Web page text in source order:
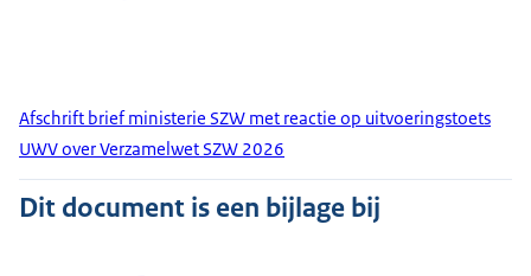
Afschrift brief ministerie SZW met reactie op uitvoeringstoets
UWV over Verzamelwet SZW 2026
Dit document is een bijlage bij